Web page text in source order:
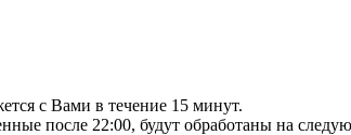
с Вами в течение 15 минут.
после 22:00, будут обработаны на